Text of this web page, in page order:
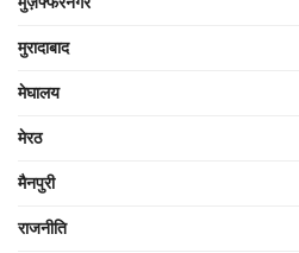
मुरादाबाद
मेघालय
मेरठ
मैनपुरी
राजनीति